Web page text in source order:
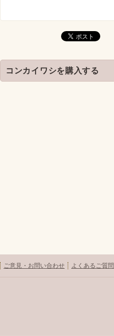
コンカイワシを購入する
ご意見・お問い合わせ よくあるご質問